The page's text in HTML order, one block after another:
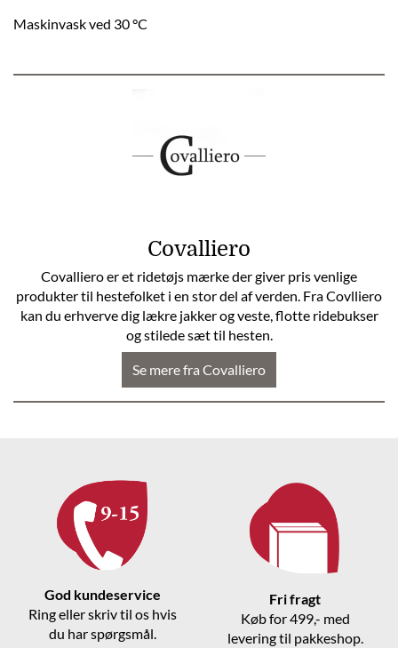
Maskinvask ved 30 °C
Covalliero
Covalliero er et ridetøjs mærke der giver pris venlige
produkter til hestefolket i en stor del af verden. Fra Covlliero
kan du erhverve dig lækre jakker og veste, flotte ridebukser
og stilede sæt til hesten.
Se mere fra Covalliero
God kundeservice
Ring eller skriv til os hvis
du har spørgsmål.
Fri fragt
Køb for 499,- med
levering til pakkeshop.